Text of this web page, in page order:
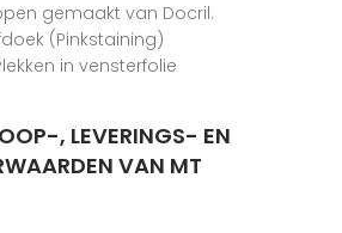
gemaakt van Docril.
(Pinkstaining)
in vensterfolie
, LEVERINGS- EN
VAN MT